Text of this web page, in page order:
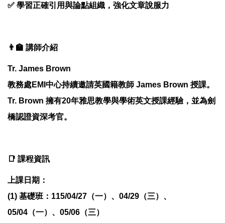
✅ 學習正確引用與論點組織，強化文章說服力
👨‍🏫 講師介紹
Tr. James Brown
教務處EMI中心持續邀請英國籍教師 James Brown 授課。
Tr. Brown 擁有20年雅思教學與學術英文授課經驗，並為劍
橋認證資深考官。
📑 課程資訊
上課日期：
(1) 基礎班：115/04/27（一）、04/29（三）、
05/04（一）、05/06（三）